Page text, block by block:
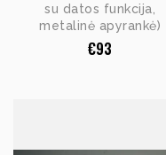
su datos funkcija,
metalinė apyrankė)
€93